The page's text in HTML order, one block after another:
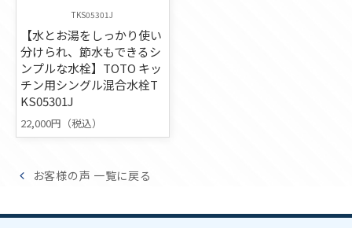
TKS05301J
【水とお湯をしっかり使い
分けられ、節水もできるシ
ンプルな水栓】TOTO キッ
チン用シングル混合水栓T
KS05301J
22,000円（税込）
お客様の声 一覧に戻る